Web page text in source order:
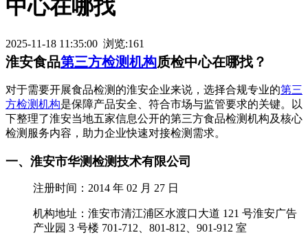
中心在哪找
2025-11-18 11:35:00 浏览:161
淮安食品第三方检测机构质检中心在哪找？
对于需要开展食品检测的淮安企业来说，选择合规专业的第三
方检测机构是保障产品安全、符合市场与监管要求的关键。以
下整理了淮安当地五家信息公开的第三方食品检测机构及核心
检测服务内容，助力企业快速对接检测需求。
一、淮安市华测检测技术有限公司
注册时间：2014 年 02 月 27 日
机构地址：淮安市清江浦区水渡口大道 121 号淮安广告
产业园 3 号楼 701-712、801-812、901-912 室